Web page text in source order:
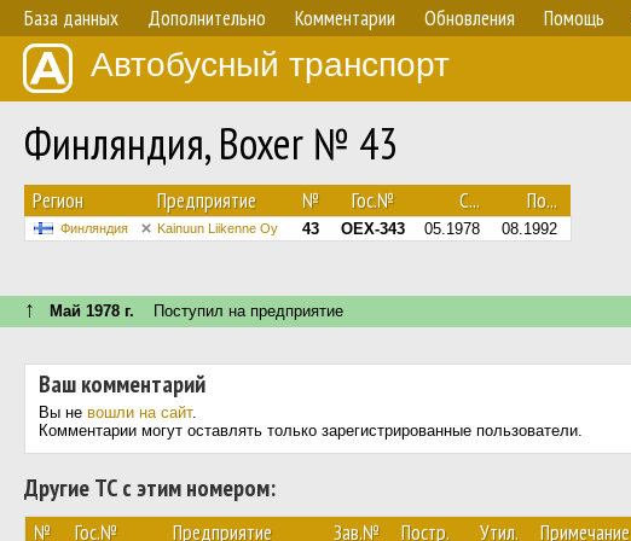
База данных Дополнительно Комментарии Обновления Помощь
Автобусный транспорт
Финляндия, Boxer № 43
Регион Предприятие № Гос.№ С... По...
Финляндия Kainuun Liikenne Oy 43 OEX-343 05.1978 08.1992
↑ Май 1978 г. Поступил на предприятие
Ваш комментарий
Вы не вошли на сайт.
Комментарии могут оставлять только зарегистрированные пользователи.
Другие ТС с этим номером:
№ Гос.№ Предприятие Зав.№ Постр. Утил. Примечание